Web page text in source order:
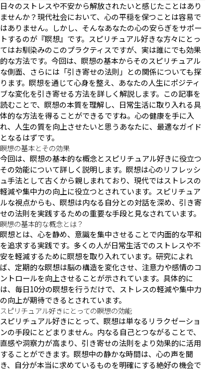
日々のストレスや不安から解放されたいと感じたことはあり
ませんか？現代社会において、心の平穏を保つことは容易で
はありません。しかし、そんなあなたの心の安らぎをサポー
トするのが『瞑想』です。スピリチュアル好きな方々にとっ
てはお馴染みのこのプラクティスですが、実は誰にでも効果
的な方法です。今回は、瞑想の基本からそのスピリチュアル
な側面、さらには「引き寄せの法則」との関係についても探
ります。瞑想を通じて心身を整え、あなたの人生にポジティ
ブな変化を引き寄せる方法を詳しく解説します。この記事を
読むことで、瞑想の本質を理解し、日常生活に取り入れる具
体的な方法を得ることができるですね。心の健康を手に入
れ、人生の質を向上させたいと思うあなたに、最適なガイド
となるはずです。
瞑想の基本とその効果
今回は、瞑想の基本的な概念とスピリチュアル好きに役立つ
その効能について詳しく説明します。瞑想は心のリフレッシ
ュ手法として古くから親しまれており、現代ではストレスの
軽減や集中力の向上に役立つとされています。スピリチュア
ルな視点からも、瞑想は内なる自分との対話を深め、引き寄
せの法則を実践するための重要な手段と見なされています。
瞑想の基本的な概念とは？
瞑想とは、心を静め、意識を集中させることで内面的な平和
を追求する実践です。多くの人が日常生活でのストレスや不
安を軽減するために瞑想を取り入れています。研究によれ
ば、定期的な瞑想は脳の構造を変化させ、注意力や感情のコ
ントロールを向上させることが示されています。具体的に
は、毎日10分の瞑想を行うだけで、ストレスの軽減や集中力
の向上が期待できるとされています。
スピリチュアル好きにとっての瞑想の効能
スピリチュアル好きにとって、瞑想は単なるリラクゼーショ
ンの手段にとどまりません。内なる自己とつながることで、
直感や洞察力が高まり、引き寄せの法則をより効果的に活用
することができます。瞑想中の静かな時間は、心の声を聞
き、自分が本当に求めているものを明確にする絶好の機会で